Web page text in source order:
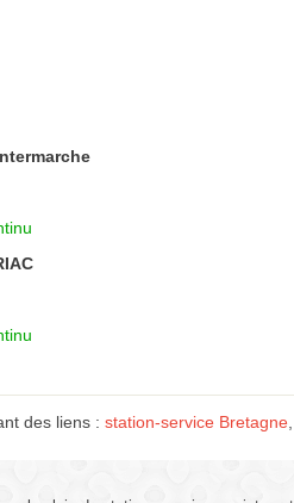
des liens : station-service Bretagne